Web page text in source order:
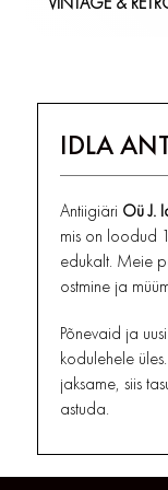
TUHATOOSID,
SERVIISID
TASSID ,
TEEPURGID
VAAGNAD JA
VAASID
KÕIK
PÕRANDALAMBID
MÄRGUKELLAD
MUUD
KÕIK
TEKSTIILID JA
UHMRID
UKSELINGID,
VAHENDID JA
KÕIKVARIA
IDLA
Antiigiäri Oü J.
mis on loodud
edukalt. Meie
ostmine ja
Põnevaid ja
kodulehele
jaksame, siis
astuda.